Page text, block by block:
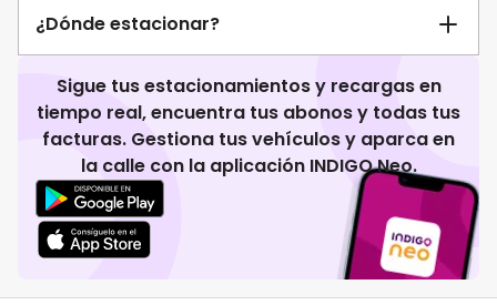
¿Dónde estacionar?
Sigue tus estacionamientos y recargas en
tiempo real, encuentra tus abonos y todas tus
facturas. Gestiona tus vehículos y aparca en
la calle con la aplicación INDIGO Neo.